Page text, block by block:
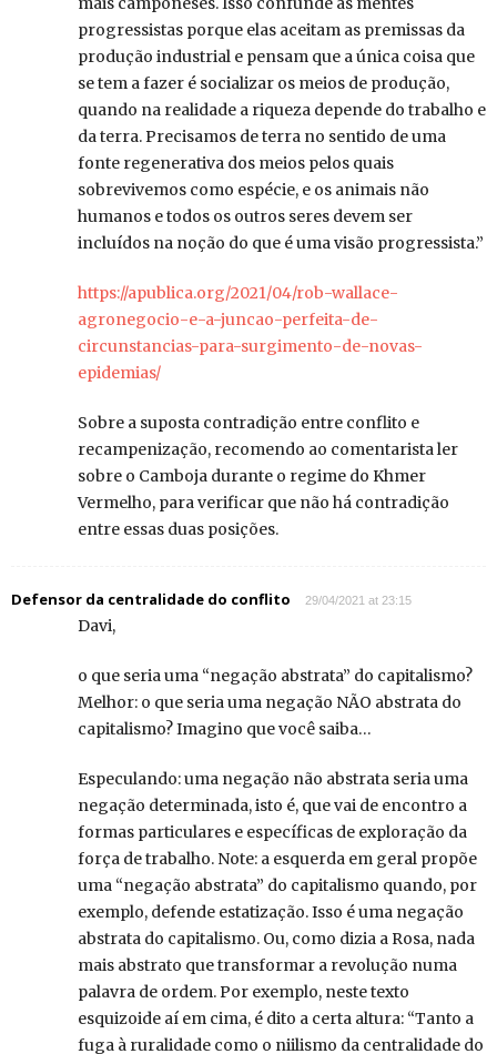
progressistas porque elas aceitam as premissas da
produção industrial e pensam que a única coisa que
se tem a fazer é socializar os meios de produção,
quando na realidade a riqueza depende do trabalho e
da terra. Precisamos de terra no sentido de uma
fonte regenerativa dos meios pelos quais
sobrevivemos como espécie, e os animais não
humanos e todos os outros seres devem ser
incluídos na noção do que é uma visão progressista.”
https://apublica.org/2021/04/rob-wallace-
agronegocio-e-a-juncao-perfeita-de-
circunstancias-para-surgimento-de-novas-
epidemias/
Sobre a suposta contradição entre conflito e
recampenização, recomendo ao comentarista ler
sobre o Camboja durante o regime do Khmer
Vermelho, para verificar que não há contradição
entre essas duas posições.
Defensor da centralidade do conflito 29/04/2021 at 23:15
Davi,
o que seria uma “negação abstrata” do capitalismo?
Melhor: o que seria uma negação NÃO abstrata do
capitalismo? Imagino que você saiba…
Especulando: uma negação não abstrata seria uma
negação determinada, isto é, que vai de encontro a
formas particulares e específicas de exploração da
força de trabalho. Note: a esquerda em geral propõe
uma “negação abstrata” do capitalismo quando, por
exemplo, defende estatização. Isso é uma negação
abstrata do capitalismo. Ou, como dizia a Rosa, nada
mais abstrato que transformar a revolução numa
palavra de ordem. Por exemplo, neste texto
esquizoide aí em cima, é dito a certa altura: “Tanto a
fuga à ruralidade como o niilismo da centralidade do